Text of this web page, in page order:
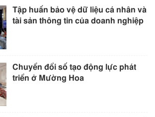
Tập huấn bảo vệ dữ liệu cá nhân và
tài sản thông tin của doanh nghiệp
Chuyển đổi số tạo động lực phát
triển ở Mường Hoa